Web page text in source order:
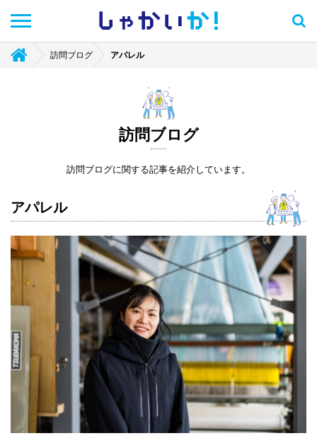
しゃかい か！
訪問ブログ アパレル
訪問ブログ
訪問ブログに関する記事を紹介しています。
アパレル